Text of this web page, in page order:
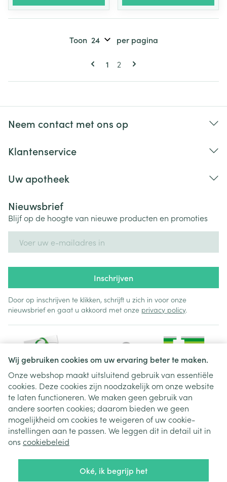
Wij gebruiken cookies om uw ervaring beter te maken.
Onze webshop maakt uitsluitend gebruik van essentiële
cookies. Deze cookies zijn noodzakelijk om onze website
te laten functioneren. We maken geen gebruik van
andere soorten cookies; daarom bieden we geen
mogelijkheid om cookies te weigeren of uw cookie-
instellingen aan te passen. We leggen dit in detail uit in
ons cookiebeleid
Oké, ik begrijp het
Pagina's
U lees momenteel pagina
1 Pagina
2
Toon per pagina
Neem contact met ons op
Klantenservice
Uw apotheek
Nieuwsbrief
Blijf op de hoogte van nieuwe producten en promoties
Inschrijven
Door op inschrijven te klikken, schrijft u zich in voor onze
nieuwsbrief en gaat u akkoord met onze privacy policy.
Juridische links